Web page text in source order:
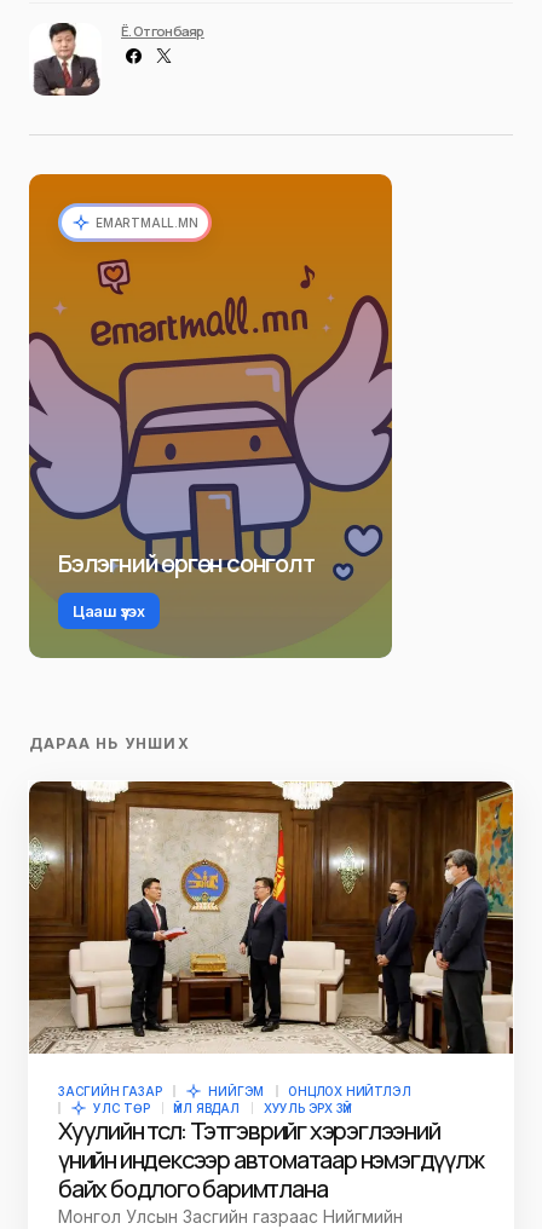
Ё. Отгонбаяр
EMARTMALL.MN
Бэлэгний өргөн сонголт
Цааш үзэх
ДАРАА НЬ УНШИХ
ЗАСГИЙН ГАЗАР НИЙГЭМ
ОНЦЛОХ НИЙТЛЭЛ
УЛС ТӨР
ҮЙЛ ЯВДАЛ ХУУЛЬ ЭРХ ЗҮЙ
Хуулийн төсөл: Тэтгэврийг хэрэглээний
үнийн индексээр автоматаар нэмэгдүүлж
байх бодлого баримтлана
Монгол Улсын Засгийн газраас Нийгмийн